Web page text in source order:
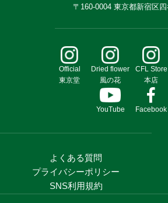
〒160-0004 東京都新宿区
Official
東京堂
Dried flower
風の花
CFL Store
本店
YouTube Facebook
よくある質問
プライバシーポリシー
SNS利用規約